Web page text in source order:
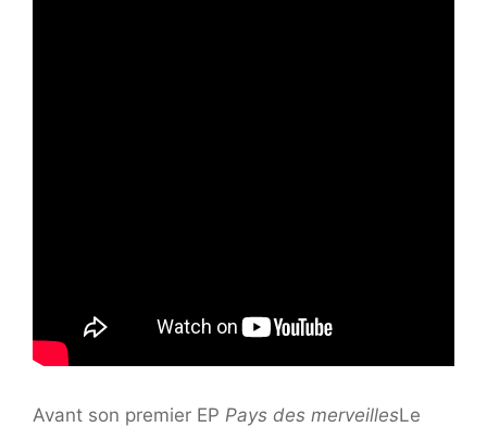
Avant son premier EP Pays des merveillesLe